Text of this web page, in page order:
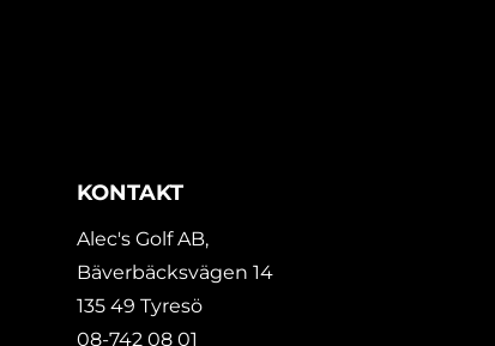
KONTAKT
Alec's Golf AB,
Bäverbäcksvägen 14
135 49 Tyresö
08-742 08 01